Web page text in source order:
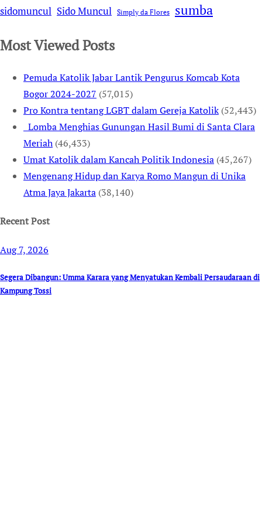
sidomuncul Sido Muncul Simply da Flores sumba
Most Viewed Posts
Pemuda Katolik Jabar Lantik Pengurus Komcab Kota
Bogor 2024-2027 (57,015)
Pro Kontra tentang LGBT dalam Gereja Katolik (52,443)
Lomba Menghias Gunungan Hasil Bumi di Santa Clara
Meriah (46,433)
Umat Katolik dalam Kancah Politik Indonesia (45,267)
Mengenang Hidup dan Karya Romo Mangun di Unika
Atma Jaya Jakarta (38,140)
Recent Post
Aug 7, 2026
Segera Dibangun: Umma Karara yang Menyatukan Kembali Persaudaraan di
Kampung Tossi